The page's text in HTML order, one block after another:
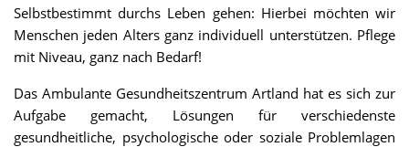
Selbstbestimmt durchs Leben gehen: Hierbei möchten wir
Menschen jeden Alters ganz individuell unterstützen. Pflege
mit Niveau, ganz nach Bedarf!
Das Ambulante Gesundheitszentrum Artland hat es sich zur
Aufgabe gemacht, Lösungen für verschiedenste
gesundheitliche, psychologische oder soziale Problemlagen